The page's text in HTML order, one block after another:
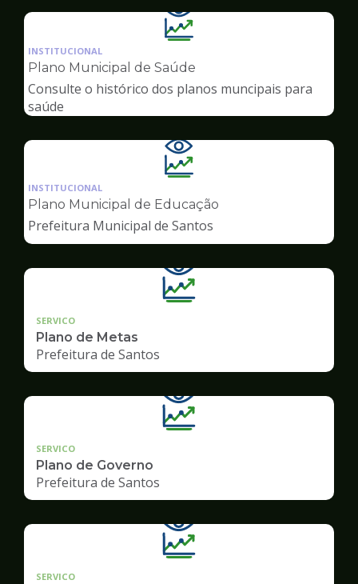
Ilustração
da
pagina
de
Transparência
INSTITUCIONAL
Plano Municipal de Saúde
Consulte o histórico dos planos muncipais para
saúde
Ilustração
da
pagina
de
Transparência
INSTITUCIONAL
Plano Municipal de Educação
Prefeitura Municipal de Santos
SERVICO
Plano de Metas
Prefeitura de Santos
SERVICO
Plano de Governo
Prefeitura de Santos
SERVICO